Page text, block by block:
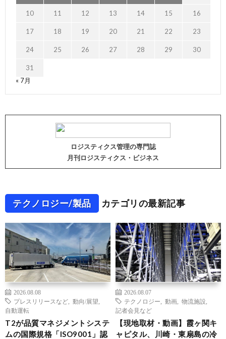
10 11 12 13 14 15 16
17 18 19 20 21 22 23
24 25 26 27 28 29 30
31
« 7月
ロジスティクス管理の専門誌
月刊ロジスティクス・ビジネス
テクノロジー/製品 カテゴリの最新記事
2026.08.08
プレスリリースなど
動向/展望
自動運転
T2が品質マネジメントシステ
ムの国際規格「ISO9001」認
2026.08.07
テクノロジー
動画 物流施設
記者会見など
【現地取材・動画】霞ヶ関キ
ャピタル、川崎・東扇島の冷